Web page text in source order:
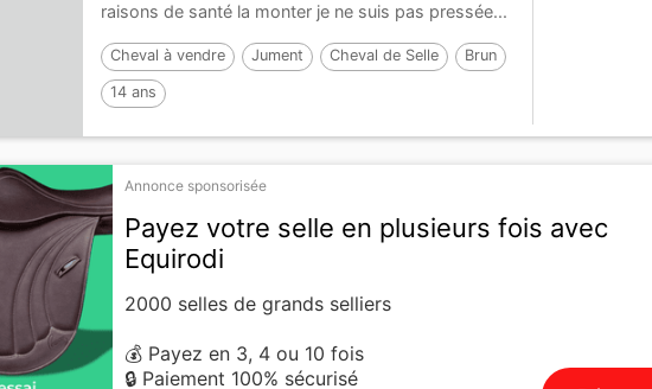
raisons de santé la monter je ne suis pas pressée...
Cheval à vendre Jument Cheval de Selle Brun
14 ans
Annonce sponsorisée
Payez votre selle en plusieurs fois avec
Equirodi
2000 selles de grands selliers
💰 Payez en 3, 4 ou 10 fois
🔒 Paiement 100% sécurisé